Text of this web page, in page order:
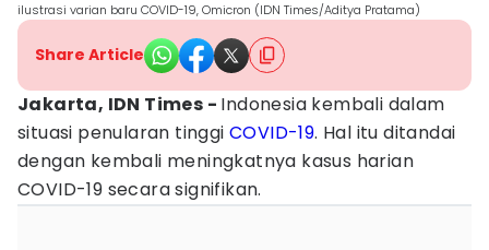
ilustrasi varian baru COVID-19, Omicron (IDN Times/Aditya Pratama)
Share Article
Jakarta, IDN Times - Indonesia kembali dalam
situasi penularan tinggi COVID-19. Hal itu ditandai
dengan kembali meningkatnya kasus harian
COVID-19 secara signifikan.